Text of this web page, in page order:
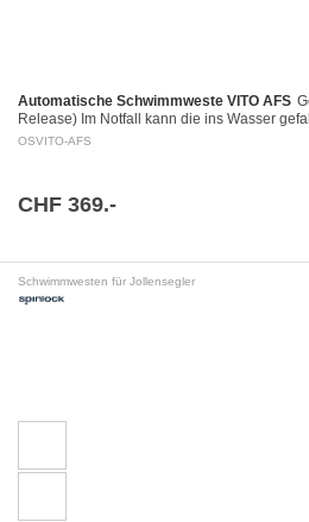
Automatische Schwimmweste VITO AFS
Release) Im Notfall kann die ins Wasser
Gewebeschlaufe mittels eines Auslöserings…
OSVITO-AFS
CHF 369.-
Schwimmwesten für Jollensegler